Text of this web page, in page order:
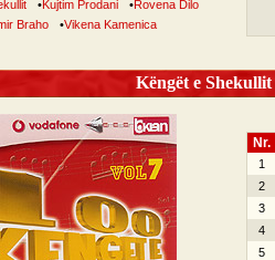
•Kujtim Prodani •Rovena Dilo
Braho •Vikena Kamenica
Këngët e
Nr.
1
2
3
4
5